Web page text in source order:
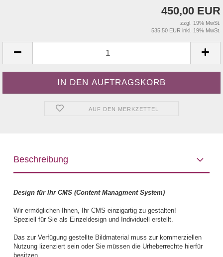
450,00 EUR
zzgl. 19% MwSt.
535,50 EUR inkl. 19% MwSt.
AUF DEN MERKZETTEL
Beschreibung
Design für Ihr CMS (Content Managment System)
Wir ermöglichen Ihnen, Ihr CMS einzigartig zu gestalten!
Speziell für Sie als Einzeldesign und Individuell erstellt.
Das zur Verfügung gestellte Bildmaterial muss zur kommerziellen
Nutzung lizenziert sein oder Sie müssen die Urheberrechte hierfür
besitzen.